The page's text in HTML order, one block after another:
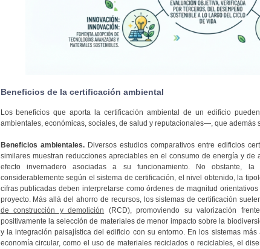
Beneficios de la certificación ambiental
Los beneficios que aporta la certificación ambiental de un edificio
ambientales, económicas, sociales, de salud y reputacionales—, que además
Beneficios ambientales.Diversos estudios comparativos entre edificios
similares muestran reducciones apreciables en el consumo de energía y
efecto invernadero asociadas a su funcionamiento. No obstante,
considerablemente según el sistema de certificación, el nivel obtenido, la
cifras publicadas deben interpretarse como órdenes de magnitud
proyecto. Más allá del ahorro de recursos, los sistemas de certificación
de construcción y demolición (RCD), promoviendo su valorización
positivamente la selección de materiales de menor impacto sobre la
y la integración paisajística del edificio con su entorno. En los sistemas
economía circular, como el uso de materiales reciclados o reciclables, el